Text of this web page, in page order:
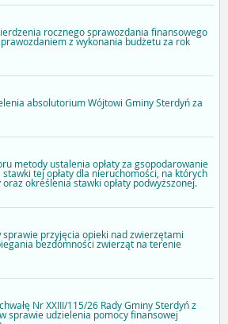
rocznego sprawozdania finansowego
z wykonania budżetu za rok
absolutorium Wójtowi Gminy Sterdyń za
metody ustalenia opłaty za gsopodarowanie
tej opłaty dla nieruchomości, na których
określenia stawki opłaty podwyższonej.
sprawie przyjęcia opieki nad zwierzętami
bezdomności zwierząt na terenie
Nr XXIII/115/26 Rady Gminy Sterdyń z
sprawie udzielenia pomocy finansowej